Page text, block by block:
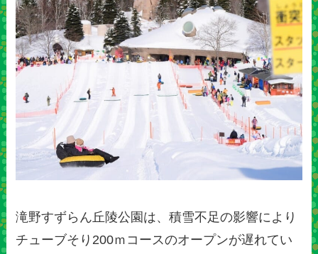
滝野すずらん丘陵公園は、積雪不足の影響により
チューブそり200ｍコースのオープンが遅れてい